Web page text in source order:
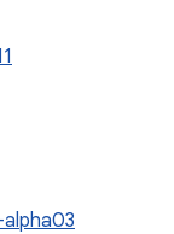
alpha03